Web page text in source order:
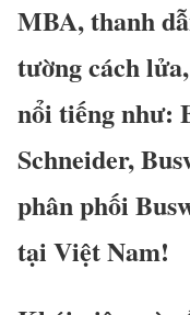
MBA, thanh
tường cách
nổi tiếng như:
Schneider,
phân phối
tại Việt Nam!